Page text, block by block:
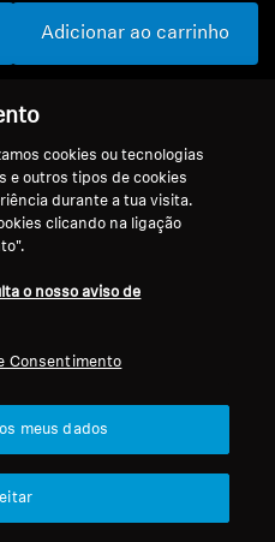
Adicionar ao carrinho
Refurbished
Peças sobresselentes e
acessórios
cookies ou tecnologias
e outros tipos de cookies
durante a tua visita.
clicando na ligação
o nosso aviso de
Consentimento
meus dados